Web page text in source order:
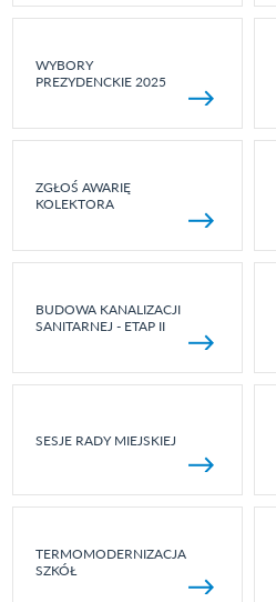
WYBORY
PREZYDENCKIE 2025
ZGŁOŚ AWARIĘ
KOLEKTORA
BUDOWA KANALIZACJI
SANITARNEJ - ETAP II
SESJE RADY MIEJSKIEJ
TERMOMODERNIZACJA
SZKÓŁ